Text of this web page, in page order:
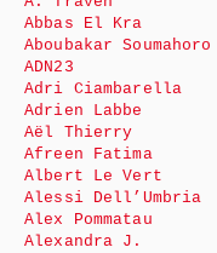
Abbas El Kra
Aboubakar Soumahoro
ADN23
Adri Ciambarella
Adrien Labbe
Aël Thierry
Afreen Fatima
Albert Le Vert
Alessi Dell’Umbria
Alex Pommatau
Alexandra J.